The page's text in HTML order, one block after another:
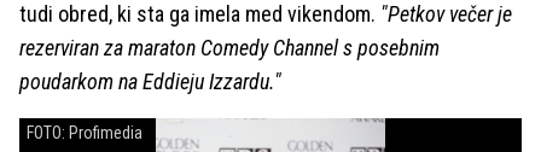
tudi obred, ki sta ga imela med vikendom. "Petkov večer je
rezerviran za maraton Comedy Channel s posebnim
poudarkom na Eddieju Izzardu."
FOTO: Profimedia